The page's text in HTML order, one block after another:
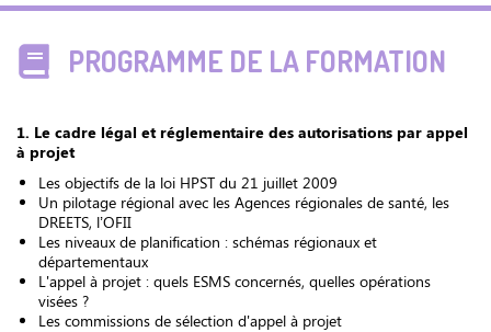
PROGRAMME DE LA FORMATION
1. Le cadre légal et réglementaire des autorisations par appel
à projet
Les objectifs de la loi HPST du 21 juillet 2009
Un pilotage régional avec les Agences régionales de santé, les
DREETS, l’OFII
Les niveaux de planification : schémas régionaux et
départementaux
L'appel à projet : quels ESMS concernés, quelles opérations
visées ?
Les commissions de sélection d'appel à projet